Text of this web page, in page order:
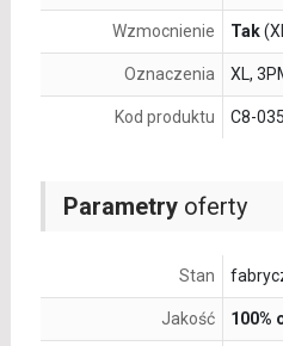
Parametryoferty
Stan
Jakość 100%
Wzmocnienie Tak
Oznaczenia XL,
Kod produktu C8-